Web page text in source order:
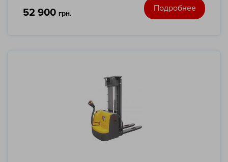
52 900 грн.
Подробнее